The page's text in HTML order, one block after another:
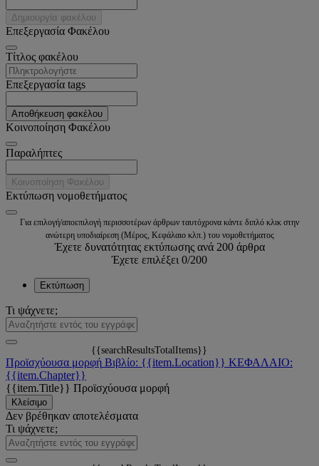
Δημιουργία φακέλου
Επεξεργασία Φακέλου
Tίτλος φακέλου
Επεξεργασία tags
Αποθήκευση φακέλου
Κοινοποίηση Φακέλου
Παραλήπτες
Κοινοποίηση Φακέλου
Εκτύπωση νομοθετήματος
Για επιλογή/αποεπιλογή περισσοτέρων άρθρων ταυτόχρονα κάντε διπλό κλικ στην
ανώτερη υποδιαίρεση (Μέρος, Κεφάλαιο κλπ.) του νομοθετήματος
Έχετε δυνατότητας εκτύπωσης ανά 200 άρθρα
Έχετε επιλέξει 0/200
Εκτύπωση
Τι ψάχνετε;
{{searchResultsTotalItems}}
Προϊσχύουσα μορφή Βιβλίο: {{item.Location}} ΚΕΦΑΛΑΙΟ:
{{item.Chapter}}
{{item.Title}} Προϊσχύουσα μορφή
Κλείσιμο
Δεν βρέθηκαν αποτελέσματα
Τι ψάχνετε;